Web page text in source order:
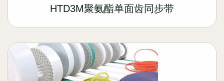
HTD3M聚氨酯单面齿同步带